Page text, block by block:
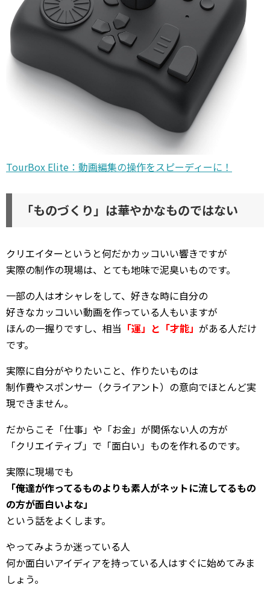
TourBox Elite：動画編集の操作をスピーディーに！
「ものづくり」は華やかなものではない
クリエイターというと何だかカッコいい響きですが
実際の制作の現場は、とても地味で泥臭いものです。
一部の人はオシャレをして、好きな時に自分の
好きなカッコいい動画を作っている人もいますが
ほんの一握りですし、相当 「運」と「才能」 がある人だけ
です。
実際に自分がやりたいこと、作りたいものは
制作費やスポンサー（クライアント）の意向でほとんど実
現できません。
だからこそ「仕事」や「お金」が関係ない人の方が
「クリエイティブ」で「面白い」ものを作れるのです。
実際に現場でも
「俺達が作ってるものよりも素人がネットに流してるもの
の方が面白いよな」
という話をよくします。
やってみようか迷っている人
何か面白いアイディアを持っている人はすぐに始めてみま
しょう。